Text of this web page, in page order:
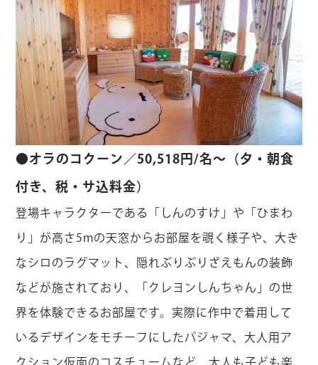
●オラのコクーン／50,518円/名～（夕・朝食
付き、税・サ込料金）
登場キャラクターである「しんのすけ」や「ひまわ
り」が高さ5mの天窓からお部屋を覗く様子や、大き
なシロのラグマット、隠れぶりぶりざえもんの装飾
などが施されており、「クレヨンしんちゃん」の世
界を体験できるお部屋です。実際に作中で着用して
いるデザインをモチーフにしたパジャマ、大人用ア
クション仮面のコスチュームなど、大人も子ども楽